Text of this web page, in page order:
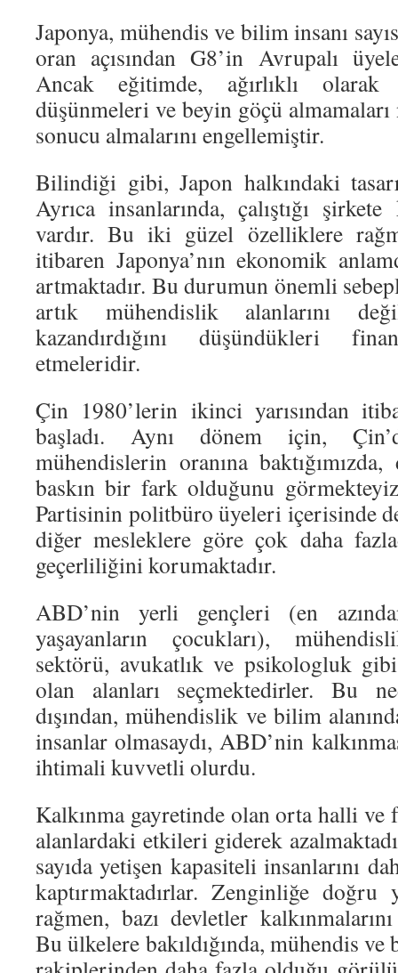
Japonya, mühendis ve bilim insanı
oran açısından G8’in Avrupalı
Ancak eğitimde, ağırlıklı olarak
düşünmeleri ve beyin göçü
sonucu almalarını engellemiştir.
Bilindiği gibi, Japon halkındaki
Ayrıca insanlarında, çalıştığı şirkete
vardır. Bu iki güzel özelliklere
itibaren Japonya’nın ekonomik
artmaktadır. Bu durumun önemli
artık mühendislik alanlarını
kazandırdığını düşündükleri
etmeleridir.
Çin 1980’lerin ikinci yarısından
başladı. Aynı dönem için,
mühendislerin oranına
baskın bir fark olduğunu
Partisinin politbüro üyeleri içerisinde
diğer mesleklere göre çok daha
geçerliliğini korumaktadır.
ABD’nin yerli gençleri (en
yaşayanların çocukları),
sektörü, avukatlık ve psikologluk
olan alanları seçmektedirler. Bu
dışından, mühendislik ve bilim
insanlar olmasaydı, ABD’nin
ihtimali kuvvetli olurdu.
Kalkınma gayretinde olan orta halli
alanlardaki etkileri giderek
sayıda yetişen kapasiteli insanlarını
kaptırmaktadırlar. Zenginliğe doğru
rağmen, bazı devletler
Bu ülkelere bakıldığında, mühendis ve